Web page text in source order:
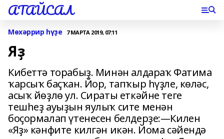
АТАЙСАЛ
Мөхәррир һүҙе 7 МАРТА 2019, 07:11
Яҙ
Кибеттә торабыҙ. Минән алдараҡ Фатима
ҡарсыҡ баҫҡан. Йор, тапҡыр һүҙле, көләс,
асыҡ йөҙлө ул. Сираты еткәйне теге
тешһеҙ ауыҙын яулыҡ сите менән
боҫормалап үтенесен белдерҙе:—Килен
«Яҙ» кәнфите килгән икән. Йома сәйендә